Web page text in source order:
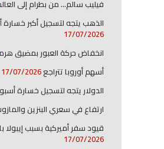
فيليب سالم… من بطرام إلى
الذهب يتجه لتسجيل أكبر خسارة
17/07/2026
انخفاض حركة العبور بمضيق
أسهم أوروبا تتراجع17/07/2026
الدولار يتجه لتسجيل خسارة
ارتفاع في سعري البنزين
قيود سفر أميركية بسبب إيبولا
17/07/2026